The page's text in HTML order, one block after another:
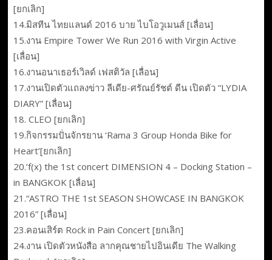
[ยกเลิก]
14.มิสทีน ไทยแลนด์ 2016 บาย ไบโอวูเมนส์ [เลื่อน]
15.งาน Empire Tower We Run 2016 with Virgin Active
[เลื่อน]
16.งานอนาเธอร์เวิลด์ เฟสติวัล [เลื่อน]
17.งานเปิดตัวแถลงข่าว ลีเดีย-ศรัณย์รัชต์ ดีน เปิดตัว “LYDIA
DIARY” [เลื่อน]
18. CLEO [ยกเลิก]
19.กิจกรรมปั่นจักรยาน ‘Rama 3 Group Honda Bike for
Heart’[ยกเลิก]
20.’f(x) the 1st concert DIMENSION 4 – Docking Station –
in BANGKOK [เลื่อน]
21.“ASTRO THE 1st SEASON SHOWCASE IN BANGKOK
2016” [เลื่อน]
23.คอนเสิร์ต Rock in Pain Concert [ยกเลิก]
24.งาน เปิดตัวหนังสือ ลากคุณชายไปอินเดีย The Walking